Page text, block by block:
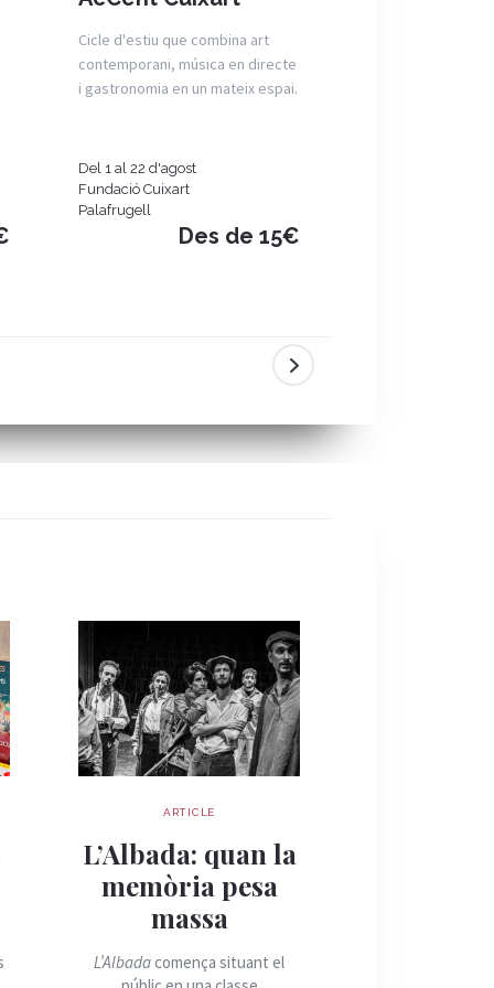
Cicle d'estiu que combina art
contemporani, música en directe
i gastronomia en un mateix espai.
Del 1 al 22 d'agost
Fundació Cuixart
Palafrugell
Des de 15€
ARTICLE
L’Albada: quan la
memòria pesa
massa
L’Albadacomença situant el